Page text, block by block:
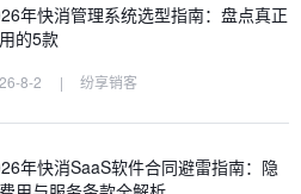
年快消管理系统选型指南：盘点真正
的5款
8-2 | 纷享销客
年快消SaaS软件合同避雷指南：隐